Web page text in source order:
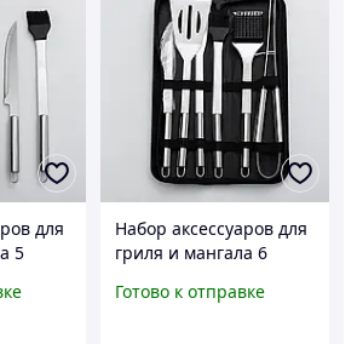
для
5
Набор аксессуаров для
гриля и мангала 6
Lugi HP-20-73
Готово к отправке